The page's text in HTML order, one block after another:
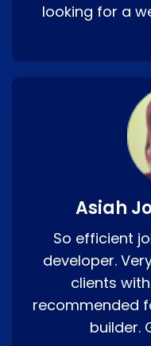
looking for a
Asiah
So efficient
developer.
clients
recommended
builder.